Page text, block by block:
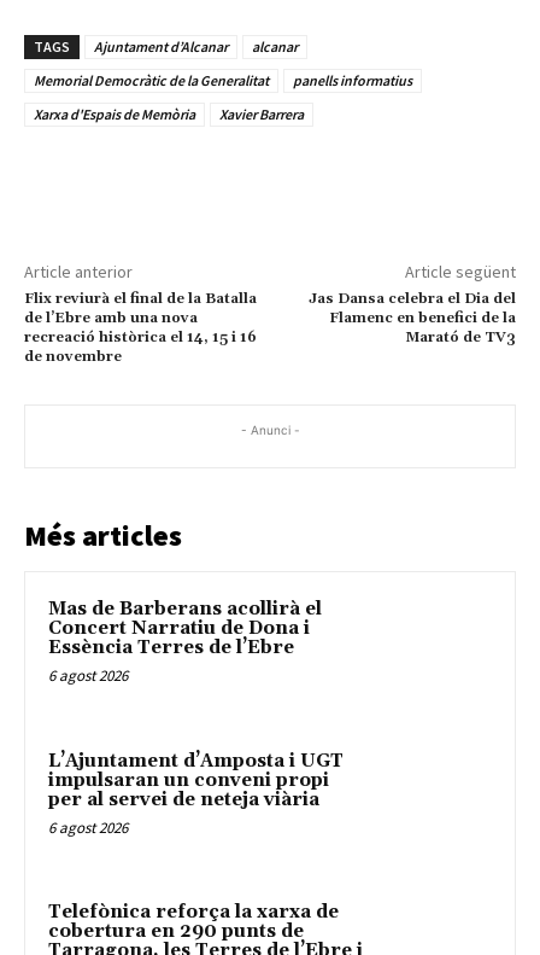
TAGS Ajuntament d’Alcanar
alcanar
Memorial Democràtic de la Generalitat
panells informatius
Xarxa d'Espais de Memòria
Xavier Barrera
Article anterior
Flix reviurà el final de la Batalla
de l’Ebre amb una nova
recreació històrica el 14, 15 i 16
de novembre
Article següent
Jas Dansa celebra el Dia del
Flamenc en benefici de la
Marató de TV3
- Anunci -
Més articles
Mas de Barberans acollirà el
Concert Narratiu de Dona i
Essència Terres de l’Ebre
6 agost 2026
L’Ajuntament d’Amposta i UGT
impulsaran un conveni propi
per al servei de neteja viària
6 agost 2026
Telefònica reforça la xarxa de
cobertura en 290 punts de